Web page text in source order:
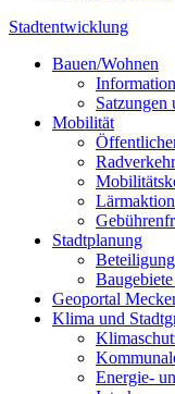
Stadtentwicklung
Bauen/Wohnen
Satzungen
Mobilität
Stadtplanung
Geoportal
Klima und
Energie-